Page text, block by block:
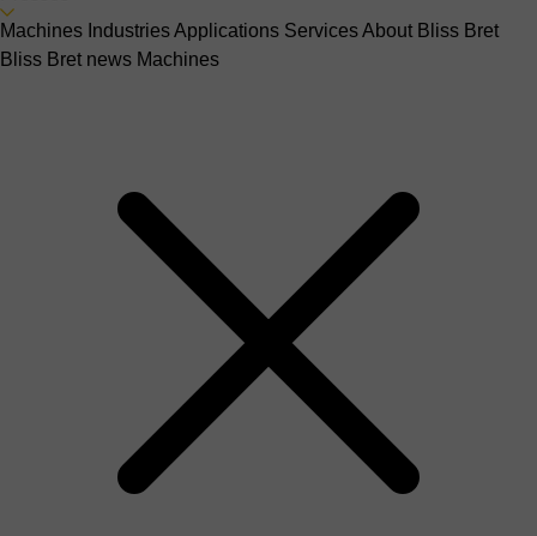
Machines IndustriesApplications ServicesAbout Bliss Bret
Bliss Bret news Machines